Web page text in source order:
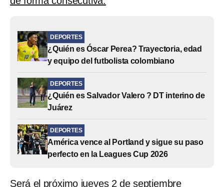
DEPORTES
¿Quién es Óscar Perea? Trayectoria, edad
y equipo del futbolista colombiano
DEPORTES
¿Quién es Salvador Valero ? DT interino de
Juárez
DEPORTES
América vence al Portland y sigue su paso
perfecto en la Leagues Cup 2026
Será el próximo jueves 2 de septiembre